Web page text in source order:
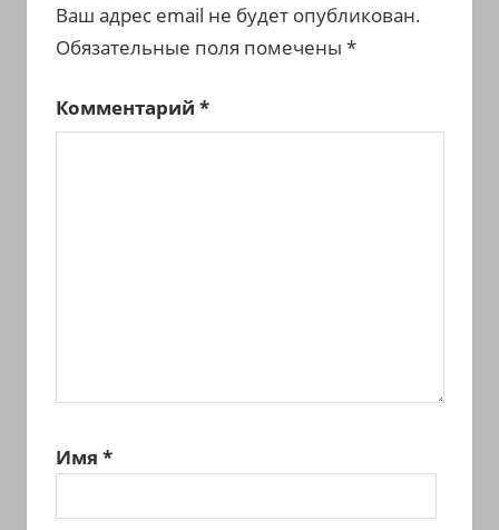
Ваш адрес email не будет опубликован.
Обязательные поля помечены *
Комментарий *
Имя *